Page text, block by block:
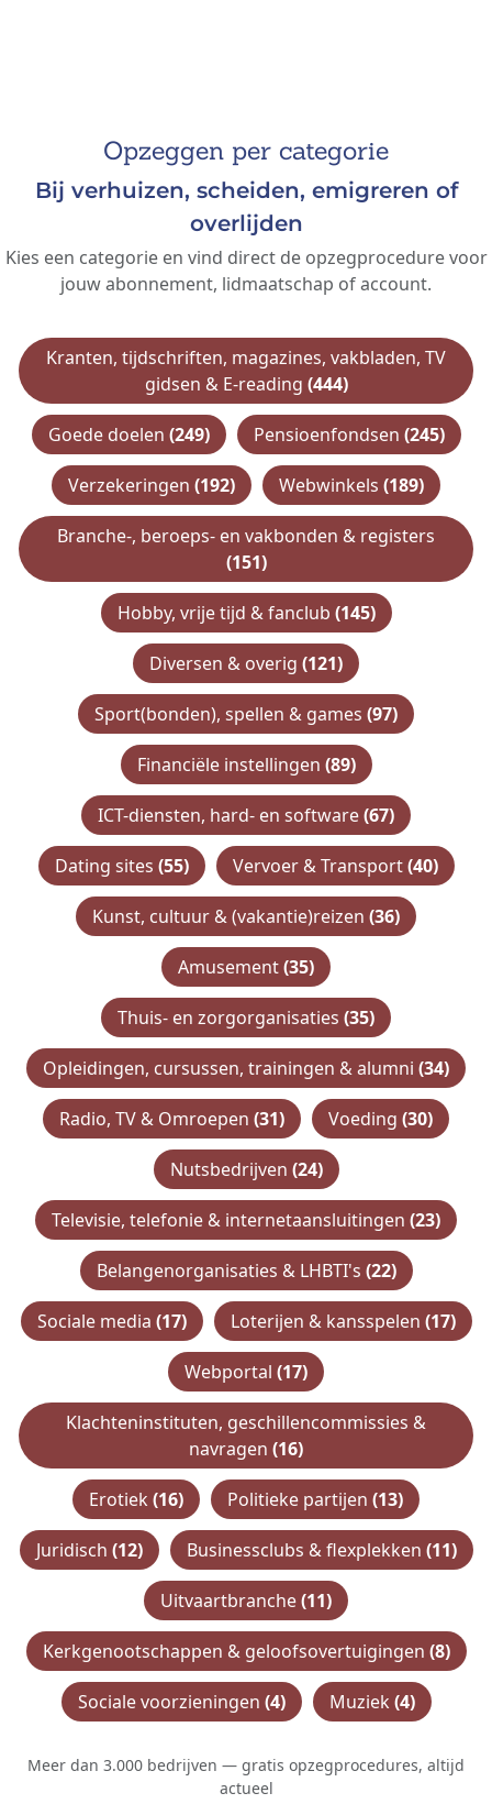
Opzeggen per categorie
Bij verhuizen, scheiden, emigreren of
overlijden
Kies een categorie en vind direct de opzegprocedure voor
jouw abonnement, lidmaatschap of account.
Kranten, tijdschriften, magazines, vakbladen, TV
gidsen & E-reading (444)
Goede doelen (249) Pensioenfondsen (245)
Verzekeringen (192) Webwinkels (189)
Branche-, beroeps- en vakbonden & registers
(151)
Hobby, vrije tijd & fanclub (145)
Diversen & overig (121)
Sport(bonden), spellen & games (97)
Financiële instellingen (89)
ICT-diensten, hard- en software(67)
Dating sites (55) Vervoer & Transport(40)
Kunst, cultuur & (vakantie)reizen (36)
Amusement(35)
Thuis- en zorgorganisaties (35)
Opleidingen, cursussen, trainingen & alumni (34)
Radio, TV & Omroepen (31) Voeding (30)
Nutsbedrijven (24)
Televisie, telefonie & internetaansluitingen (23)
Belangenorganisaties & LHBTI's (22)
Sociale media (17) Loterijen & kansspelen (17)
Webportal (17)
Klachteninstituten, geschillencommissies &
navragen (16)
Erotiek (16) Politieke partijen (13)
Juridisch (12) Businessclubs & flexplekken (11)
Uitvaartbranche(11)
Kerkgenootschappen & geloofsovertuigingen (8)
Sociale voorzieningen (4) Muziek (4)
Meer dan 3.000 bedrijven — gratis opzegprocedures, altijd
actueel